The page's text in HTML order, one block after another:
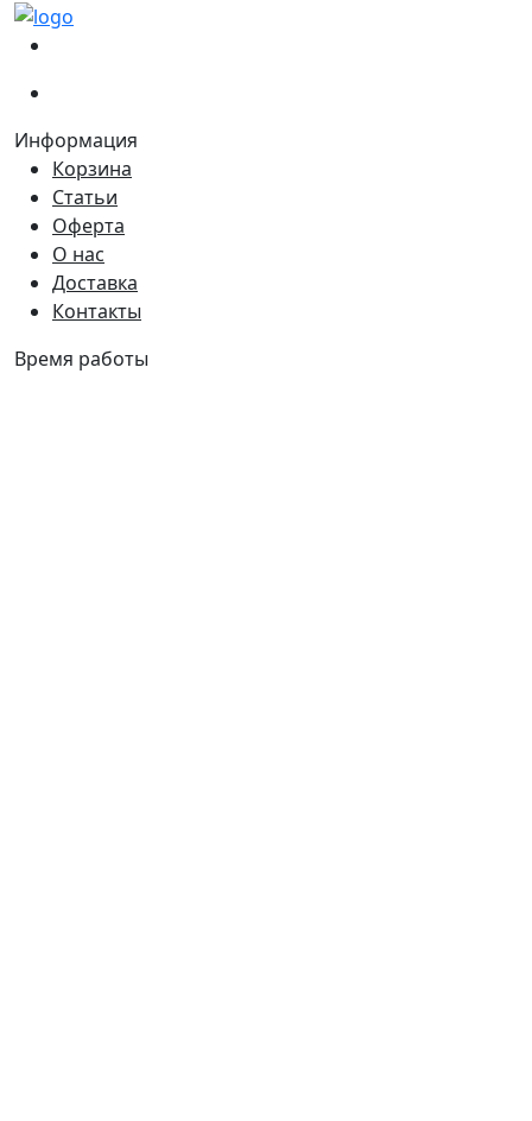
Информация
Корзина
Статьи
Оферта
О нас
Доставка
Контакты
Время работы